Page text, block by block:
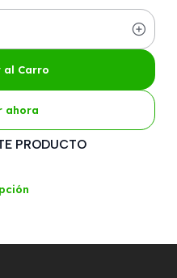
al Carro
ahora
PRODUCTO